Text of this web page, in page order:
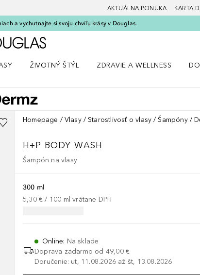
AKTUÁLNA PONUKA KARTA
a vychutnajte si svoju chvíľu krásy v Douglas.
Domov
ŽIVOTNÝ ŠTÝL
ZDRAVIE A WELLNESS
Homepage Vlasy Starostlivosť o vlasy Šampóny
H+P BODY WASH
Šampón na vlasy
300 ml
5,30 € / 100 ml vrátane DPH
Online: Na sklade
Doprava zadarmo od 49,00 €
Doručenie: ut, 11.08.2026 až št, 13.08.2026